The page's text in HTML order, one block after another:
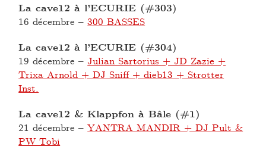
La cave12 à l’ECURIE (#303)
16 décembre –300 BASSES
La cave12 à l’ECURIE (#304)
19 décembre –Julian Sartorius + JD Zazie +
Trixa Arnold + DJ Sniff + dieb13 + Strotter
Inst.
La cave12 & Klappfon à Bâle (#1)
21 décembre –YANTRA MANDIR + DJ Pult &
PW Tobi